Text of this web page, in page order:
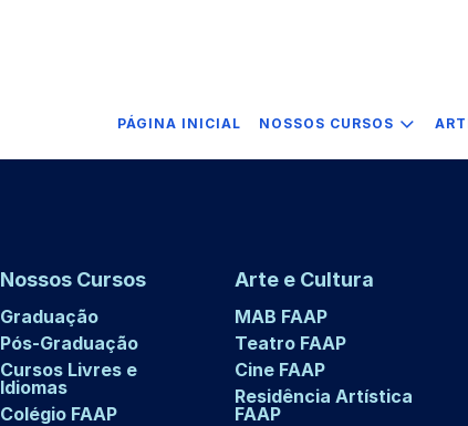
PÁGINA INICIAL NOSSOS CURSOS
Nossos Cursos
Graduação
Pós-Graduação
Cursos Livres e
Idiomas
Colégio FAAP
Arte e Cultura
MAB FAAP
Teatro FAAP
Cine FAAP
Residência Artística
FAAP